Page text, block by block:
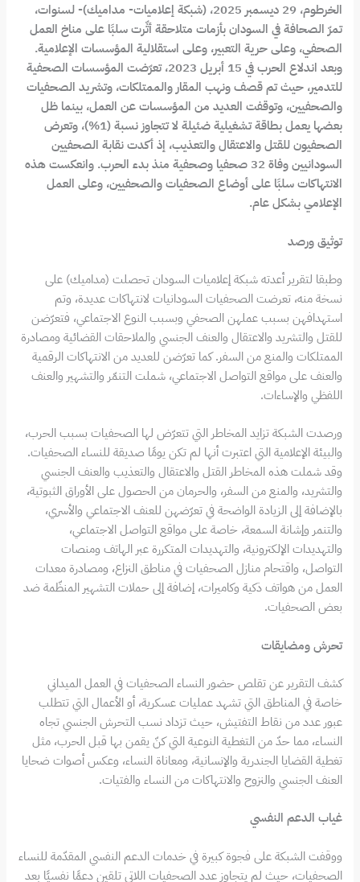
الخرطوم، 29 ديسمبر 2025، (شبكة إعلاميات- مداميك)- لسنوات،
تمرّ الصحافة في السودان بأزمات متلاحقة أثّرت سلبًا على مناخ العمل
الصحفي، وعلى حرية التعبير، وعلى استقلالية المؤسسات الإعلامية.
وبعد اندلاع الحرب في 15 أبريل 2023، تعرّضت المؤسسات الصحفية
للتدمير، حيث تم قصف ونهب المقار والممتلكات، وتشريد الصحفيات
والصحفيين، وتوقفت العديد من المؤسسات عن العمل، بينما ظل
بعضها يعمل بطاقة تشغيلية ضئيلة لا تتجاوز نسبة (1%)، وتعرض
الصحفيون للقتل والاعتقال والتعذيب، إذ أكدت نقابة الصحفيين
السودانيين وفاة 32 صحفيا وصحفية منذ بدء الحرب. وانعكست هذه
الانتهاكات سلبًا على أوضاع الصحفيات والصحفيين، وعلى العمل
الإعلامي بشكل عام.
توثيق ورصد
وطبقا لتقرير أعدته شبكة إعلاميات السودان تحصلت (مداميك) على
نسخة منه، تعرضت الصحفيات السودانيات لانتهاكات عديدة، وتم
استهدافهن بسبب عملهن الصحفي وبسبب النوع الاجتماعي، فتعرّضن
للقتل والتشريد والاعتقال والعنف الجنسي والملاحقات القضائية ومصادرة
الممتلكات والمنع من السفر. كما تعرّضن للعديد من الانتهاكات الرقمية
والعنف على مواقع التواصل الاجتماعي، شملت التنمّر والتشهير والعنف
اللفظي والإساءات.
ورصدت الشبكة تزايد المخاطر التي تتعرّض لها الصحفيات بسبب الحرب،
والبيئة الإعلامية التي اعتبرت أنها لم تكن يومًا صديقة للنساء الصحفيات.
وقد شملت هذه المخاطر القتل والاعتقال والتعذيب والعنف الجنسي
والتشريد، والمنع من السفر، والحرمان من الحصول على الأوراق الثبوتية،
بالإضافة إلى الزيادة الواضحة في تعرّضهن للعنف الاجتماعي والأسري،
والتنمر وإشانة السمعة، خاصة على مواقع التواصل الاجتماعي،
والتهديدات الإلكترونية، والتهديدات المتكررة عبر الهاتف ومنصات
التواصل، واقتحام منازل الصحفيات في مناطق النزاع، ومصادرة معدات
العمل من هواتف ذكية وكاميرات، إضافة إلى حملات التشهير المنظّمة ضد
بعض الصحفيات.
تحرش ومضايقات
كشف التقرير عن تقلص حضور النساء الصحفيات في العمل الميداني
خاصة في المناطق التي تشهد عمليات عسكرية، أو الأعمال التي تتطلب
عبور عدد من نقاط التفتيش، حيث تزداد نسب التحرش الجنسي تجاه
النساء، مما حدّ من التغطية النوعية التي كنّ يقمن بها قبل الحرب، مثل
تغطية القضايا الجندرية والإنسانية، ومعاناة النساء، وعكس أصوات ضحايا
العنف الجنسي والنزوح والانتهاكات من النساء والفتيات.
غياب الدعم النفسي
ووقفت الشبكة على فجوة كبيرة في خدمات الدعم النفسي المقدّمة للنساء
الصحفيات، حيث لم يتجاوز عدد الصحفيات اللاتي تلقين دعمًا نفسيًا بعد